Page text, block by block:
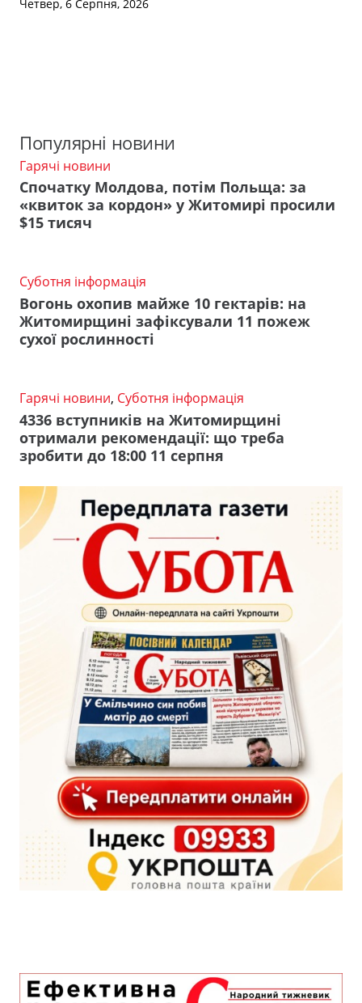
Четвер, 6 Серпня, 2026
Популярні новини
Гарячі новини
Спочатку Молдова, потім Польща: за
«квиток за кордон» у Житомирі просили
$15 тисяч
Суботня інформація
Вогонь охопив майже 10 гектарів: на
Житомирщині зафіксували 11 пожеж
сухої рослинності
Гарячі новини, Суботня інформація
4336 вступників на Житомирщині
отримали рекомендації: що треба
зробити до 18:00 11 серпня